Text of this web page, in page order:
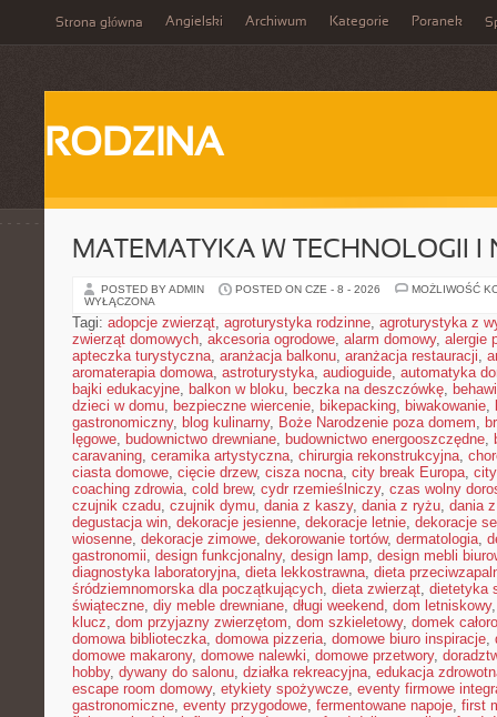
Strona główna Angielski Archiwum Kategorie Poranek
RODZINA
MATEMATYKA W TECHNOLOGII I
POSTED BY ADMIN POSTED ON CZE - 8 - 2026
MOŻLIWOŚĆ
WYŁĄCZONA
Tagi: adopcje zwierząt, agroturystyka rodzinne, agroturystyka z
zwierząt domowych, akcesoria ogrodowe, alarm domowy, alergie
apteczka turystyczna, aranżacja balkonu, aranżacja restauracji,
aromaterapia domowa, astroturystyka, audioguide, automatyka
bajki edukacyjne, balkon w bloku, beczka na deszczówkę,
dzieci w domu, bezpieczne wiercenie, bikepacking, biwakowanie,
gastronomiczny, blog kulinarny, Boże Narodzenie poza domem,
lęgowe, budownictwo drewniane, budownictwo energooszczędne,
caravaning, ceramika artystyczna, chirurgia rekonstrukcyjna,
ciasta domowe, cięcie drzew, cisza nocna, city break Europa,
coaching zdrowia, cold brew, cydr rzemieślniczy, czas wolny
czujnik czadu, czujnik dymu, dania z kaszy, dania z ryżu, dania
degustacja win, dekoracje jesienne, dekoracje letnie, dekoracje
wiosenne, dekoracje zimowe, dekorowanie tortów, dermatologia,
gastronomii, design funkcjonalny, design lamp, design mebli
diagnostyka laboratoryjna, dieta lekkostrawna, dieta
śródziemnomorska dla początkujących, dieta zwierząt, dietetyka
świąteczne, diy meble drewniane, długi weekend, dom letniskowy
klucz, dom przyjazny zwierzętom, dom szkieletowy, domek
domowa biblioteczka, domowa pizzeria, domowe biuro inspiracje,
domowe makarony, domowe nalewki, domowe przetwory,
hobby, dywany do salonu, działka rekreacyjna, edukacja
escape room domowy, etykiety spożywcze, eventy firmowe
gastronomiczne, eventy przygodowe, fermentowane napoje, first